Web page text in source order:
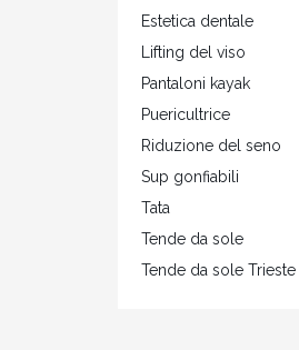
Estetica dentale
Lifting del viso
Pantaloni kayak
Puericultrice
Riduzione del seno
Sup gonfiabili
Tata
Tende da sole
Tende da sole Trieste